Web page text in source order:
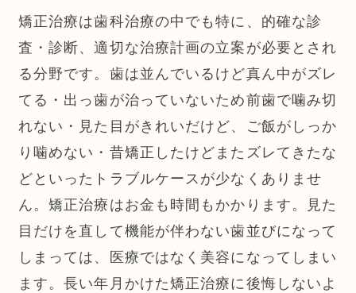
矯正治療は歯科治療の中でも特に、的確な診
査・診断、適切な治療計画の立案が必要とされ
る分野です。歯は並んでいるけど真ん中がズレ
てる・出っ歯が治っていないため前歯で噛み切
れない・見た目がきれいだけど、ご飯がしっか
り噛めない・昔矯正したけどまたズレてきたな
どといったトラブルケースが少なくありませ
ん。矯正治療はお金も時間もかかります。見た
目だけを直して機能が伴わない歯並びになって
しまっては、医療ではなく美容になってしまい
ます。長い年月かけた矯正治療に後悔しないよ